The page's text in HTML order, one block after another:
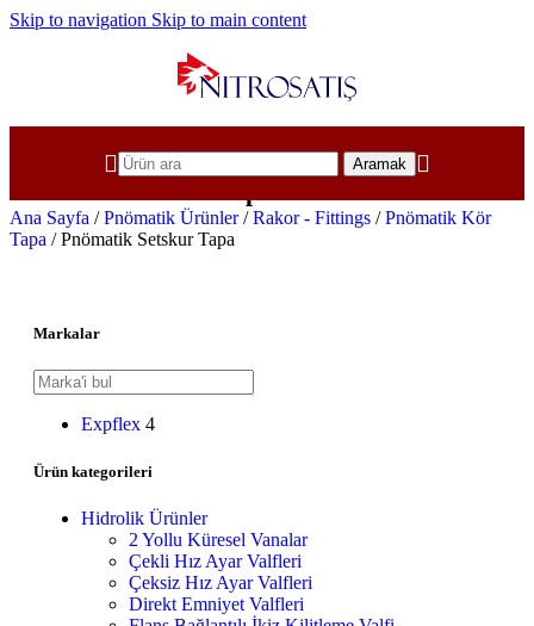
Skip to navigation Skip to main content
Aramak
Ana Sayfa / Pnömatik Ürünler/ Rakor - Fittings / Pnömatik Kör
Tapa / Pnömatik Setskur Tapa
Markalar
Expflex 4
Ürün kategorileri
Hidrolik Ürünler
2 Yollu Küresel Vanalar
Çekli Hız Ayar Valfleri
Çeksiz Hız Ayar Valfleri
Direkt Emniyet Valfleri